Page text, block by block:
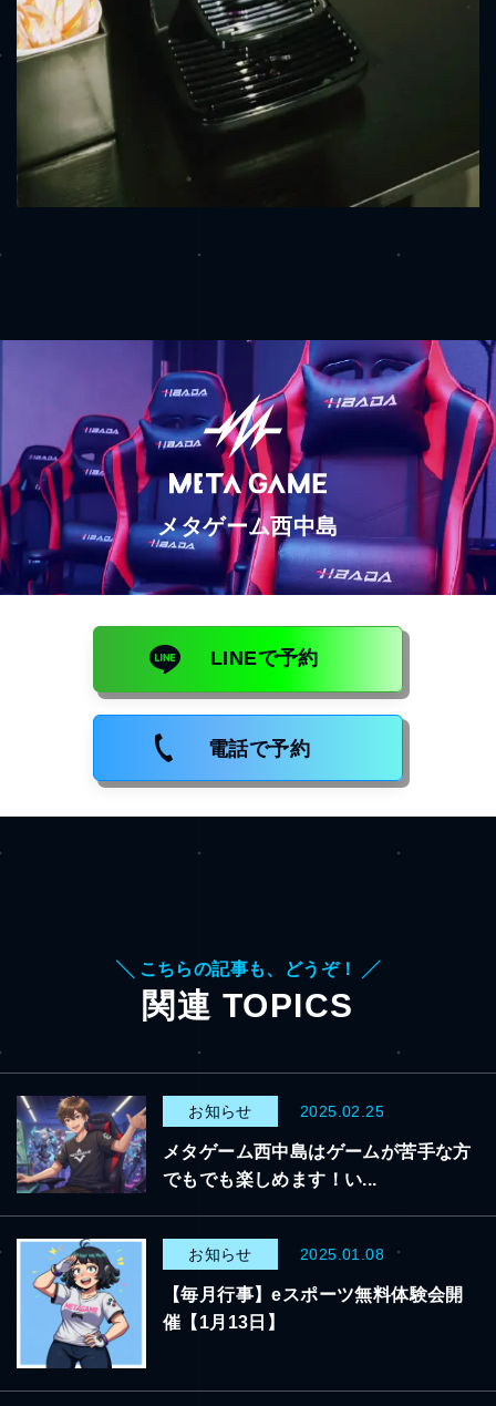
メタゲーム西中島
LINEで予約
電話で予約
╲ こちらの記事も、どうぞ！ ╱
関連 TOPICS
お知らせ 2025.02.25
メタゲーム西中島はゲームが苦手な方
でもでも楽しめます！い...
お知らせ 2025.01.08
【毎月行事】eスポーツ無料体験会開
催【1月13日】